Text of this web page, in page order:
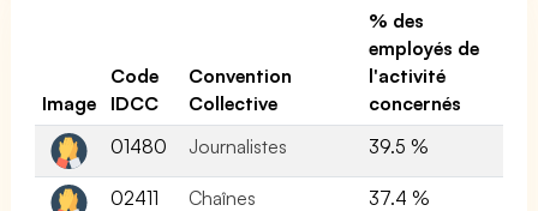
Image
Code
IDCC
Convention
Collective
% des
employés de
l'activité
concernés
01480
Journalistes 39.5 %
02411
Chaînes
37.4 %